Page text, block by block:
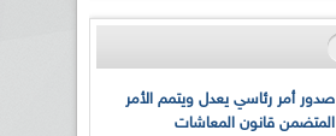
صدور أمر رئاسي يعدل ويتمم الأمر
المتضمن قانون المعاشات